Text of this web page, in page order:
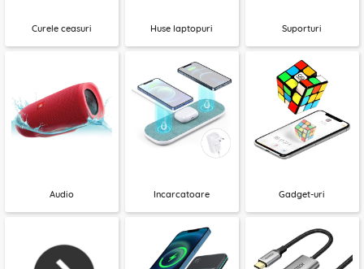
Curele ceasuri Huse laptopuri Suporturi
Audio Incarcatoare Gadget-uri